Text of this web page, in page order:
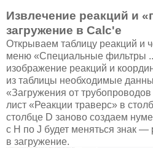
Извлечение реакций и
загружение в Calc'е
Открываем таблицу реакций и
меню «Специальные фильтры
изображение реакций и
из таблицы необходимые
«Загружения от
лист «Реакции траверс» в
столбце D заново создаем
с H по J будет меняться знак
в загружение.